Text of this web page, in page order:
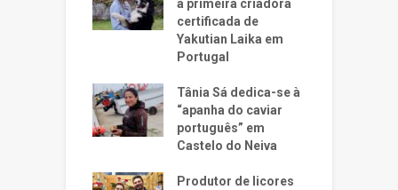
a primeira criadora
certificada de
Yakutian Laika em
Portugal
Tânia Sá dedica-se à
“apanha do caviar
português” em
Castelo do Neiva
Produtor de licores